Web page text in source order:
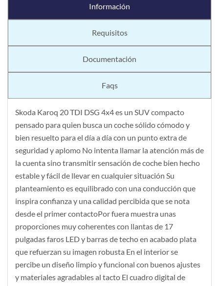
Información
Requisitos
Documentación
Faqs
Skoda Karoq 20 TDI DSG 4x4 es un SUV compacto
pensado para quien busca un coche sólido cómodo y
bien resuelto para el día a día con un punto extra de
seguridad y aplomo No intenta llamar la atención más de
la cuenta sino transmitir sensación de coche bien hecho
estable y fácil de llevar en cualquier situación Su
planteamiento es equilibrado con una conducción que
inspira confianza y una calidad percibida que se nota
desde el primer contactoPor fuera muestra unas
proporciones muy coherentes con llantas de 17
pulgadas faros LED y barras de techo en acabado plata
que refuerzan su imagen robusta En el interior se
percibe un diseño limpio y funcional con buenos ajustes
y materiales agradables al tacto El cuadro digital de